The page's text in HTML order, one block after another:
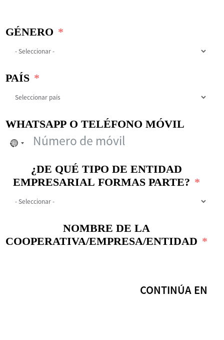
GÉNERO
PAÍS
WHATSAPP O TELÉFONO MÓVIL
No
seleccionado
ningún
país
¿DE QUÉ TIPO DE ENTIDAD
EMPRESARIAL FORMAS PARTE?
NOMBRE DE LA
COOPERATIVA/EMPRESA/ENTIDAD
CONTINÚA EN